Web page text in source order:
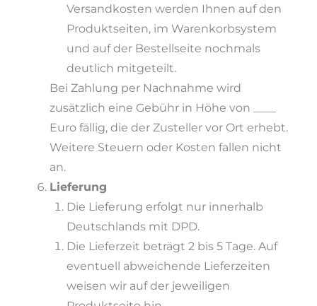
Versandkosten werden Ihnen auf den
Produktseiten, im Warenkorbsystem
und auf der Bestellseite nochmals
deutlich mitgeteilt.
Bei Zahlung per Nachnahme wird
zusätzlich eine Gebühr in Höhe von ____
Euro fällig, die der Zusteller vor Ort erhebt.
Weitere Steuern oder Kosten fallen nicht
an.
Lieferung
Die Lieferung erfolgt nur innerhalb
Deutschlands mit DPD.
Die Lieferzeit beträgt 2 bis 5 Tage. Auf
eventuell abweichende Lieferzeiten
weisen wir auf der jeweiligen